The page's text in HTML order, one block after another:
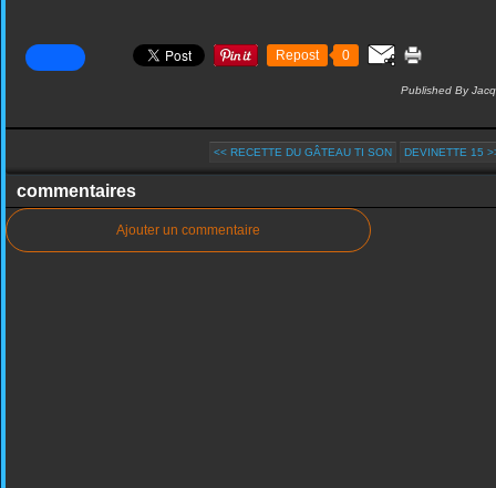
Repost 0
Published By
<< RECETTE DU GÂTEAU TI SON DEVINETTE 15
commentaires
Ajouter un commentaire